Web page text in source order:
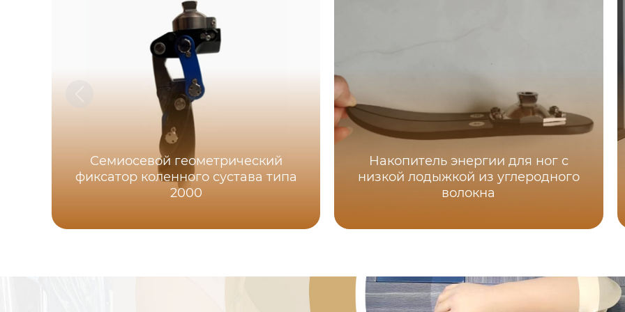
Семиосевой геометрический
фиксатор коленного сустава типа
2000
Накопитель энергии для ног с
низкой лодыжкой из углеродного
волокна